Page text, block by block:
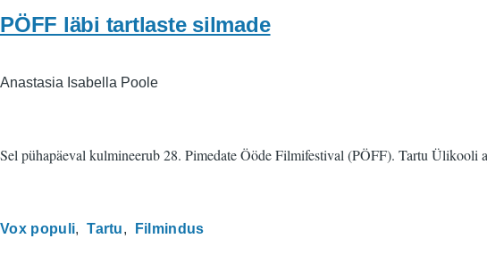
PÖFF läbi tartlaste silmade
Anastasia Isabella Poole
Sel pühapäeval kulmineerub 28. Pimedate Ööde Filmifestival (PÖFF). Tartu
Vox populi Tartu Filmindus